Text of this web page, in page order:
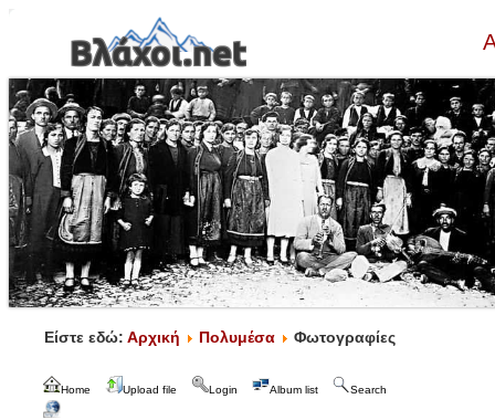
Είστε εδώ: Αρχική Πολυμέσα Φωτογραφίες
Home Upload file Login Album list Search